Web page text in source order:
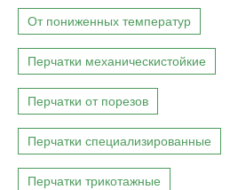
От пониженных температур
Перчатки механическистойкие
Перчатки от порезов
Перчатки специализированные
Перчатки трикотажные